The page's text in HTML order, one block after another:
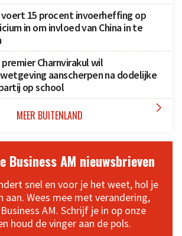
voert 15 procent invoerheffing op
in om invloed van China in te
Charnvirakul wil
aanscherpen na dodelijke
op school
MEER BUITENLAND 
Business AM nieuwsbrieven
snel en voor je het weet, hol je
aan. Wees mee met verandering,
AM. Schrijf je in op onze
houd de vinger aan de pols.